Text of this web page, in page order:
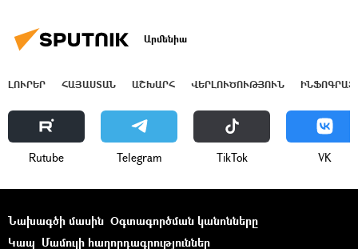
Արմենիա
ԼՈՒՐԵՐ ՀԱՅԱՍՏԱՆ ԱՇԽԱՐՀ ՎԵՐԼՈՒԾՈՒԹՅՈՒՆ
Rutube Telegram ТikТоk VK
Նախագծի մասին Օգտագործման կանոնները
Կապ Մամուլի հաղորդագրություններ